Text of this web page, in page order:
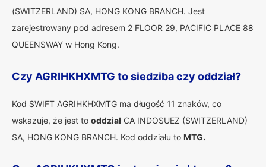
(SWITZERLAND) SA, HONG KONG BRANCH. Jest
zarejestrowany pod adresem 2 FLOOR 29, PACIFIC PLACE 88
QUEENSWAY w Hong Kong.
Czy AGRIHKHXMTG to siedziba czy oddział?
Kod SWIFT AGRIHKHXMTG ma długość 11 znaków, co
wskazuje, że jest to oddział CA INDOSUEZ (SWITZERLAND)
SA, HONG KONG BRANCH. Kod oddziału to MTG.